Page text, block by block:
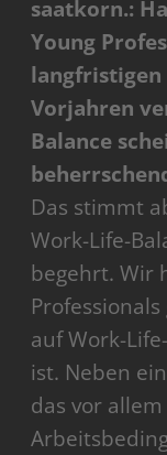
saatkorn.:
Young
langfristigen
Vorjahren
Balance
Das stimmt
Work-Life-
begehrt. Wir
auf Work-
ist. Neben
das vor